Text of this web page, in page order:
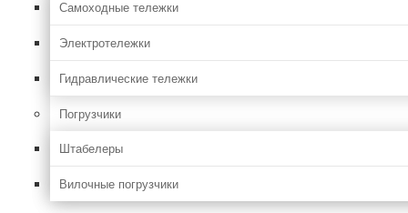
Самоходные тележки
Электротележки
Гидравлические тележки
Погрузчики
Штабелеры
Вилочные погрузчики